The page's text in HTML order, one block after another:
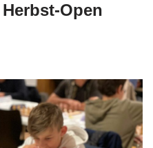
Open